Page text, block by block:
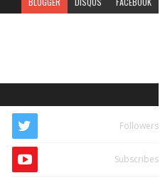
Followers
Subscribes